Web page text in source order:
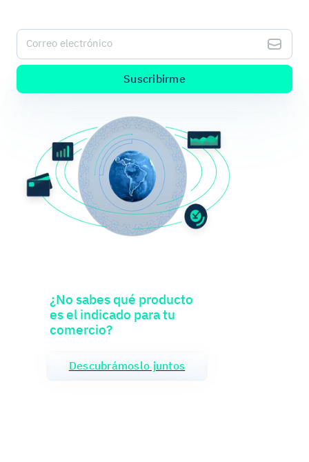
Correo electrónico
Suscribirme
¿No sabes qué producto
es el indicado para tu
comercio?
Descubrámoslo juntos